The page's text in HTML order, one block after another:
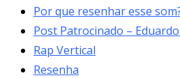
Por que resenhar esse
Post Patrocinado –
Rap Vertical
Resenha